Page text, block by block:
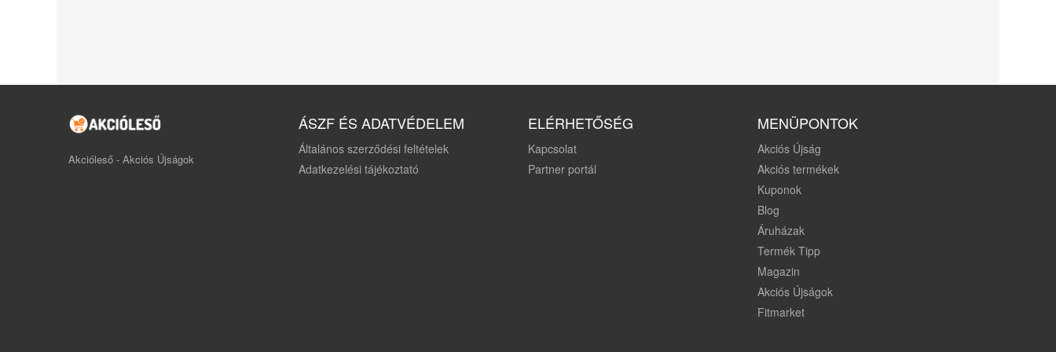
Akcióleső - Akciós Újságok
ÁSZF ÉS ADATVÉDELEM
Általános szerződési feltételek
Adatkezelési tájékoztató
ELÉRHETŐSÉG
Kapcsolat
Partner portál
MENÜPONTOK
Akciós Újság
Akciós termékek
Kuponok
Blog
Áruházak
Termék Tipp
Magazin
Akciós Újságok
Fitmarket